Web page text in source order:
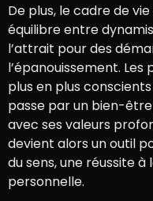
De plus, le cadre de
équilibre entre
l’attrait pour des
l’épanouissement.
plus en plus
passe par un bien-
avec ses valeurs
devient alors un outil
du sens, une réussite
personnelle.